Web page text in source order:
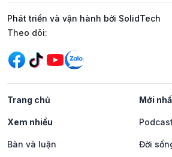
Phát triển và vận hành bởi SolidTech
Mạng xã hội
Theo dõi:
Trang chủ Mới
Xem nhiều Podcast
Bàn và luận Đời